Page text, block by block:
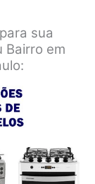
sua
Bairro em